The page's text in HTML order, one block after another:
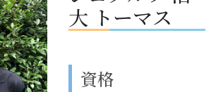
大 トーマス
資格